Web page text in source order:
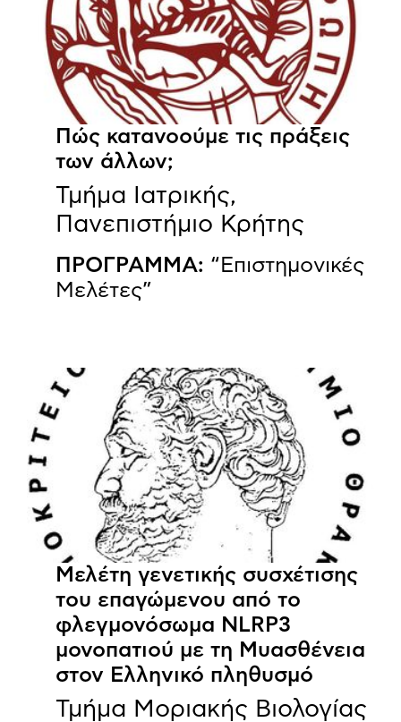
Πώς κατανοούμε τις πράξεις
των άλλων;
Τμήμα Ιατρικής,
Πανεπιστήμιο Κρήτης
ΠΡΟΓΡΑΜΜΑ: “Επιστημονικές
Μελέτες”
Μελέτη γενετικής συσχέτισης
του επαγώμενου από το
φλεγμονόσωμα NLRP3
μονοπατιού με τη Μυασθένεια
στον Ελληνικό πληθυσμό
Τμήμα Μοριακής Βιολογίας